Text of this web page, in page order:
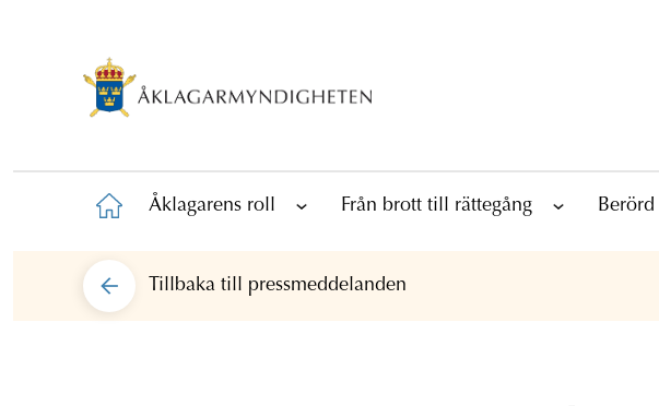
Åklagarens roll Från brott till rättegång
Tillbaka till pressmeddelanden